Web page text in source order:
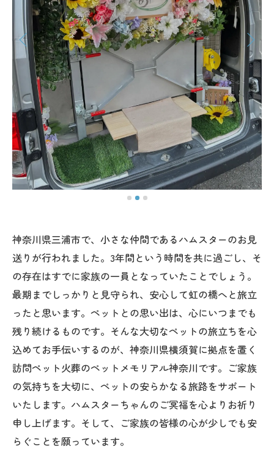
神奈川県三浦市で、小さな仲間であるハムスターのお見
送りが行われました。3年間という時間を共に過ごし、そ
の存在はすでに家族の一員となっていたことでしょう。
最期までしっかりと見守られ、安心して虹の橋へと旅立
ったと思います。ペットとの思い出は、心にいつまでも
残り続けるものです。そんな大切なペットの旅立ちを心
込めてお手伝いするのが、神奈川県横須賀に拠点を置く
訪問ペット火葬のペットメモリアル神奈川です。ご家族
の気持ちを大切に、ペットの安らかなる旅路をサポート
いたします。ハムスターちゃんのご冥福を心よりお祈り
申し上げます。そして、ご家族の皆様の心が少しでも安
らぐことを願っています。